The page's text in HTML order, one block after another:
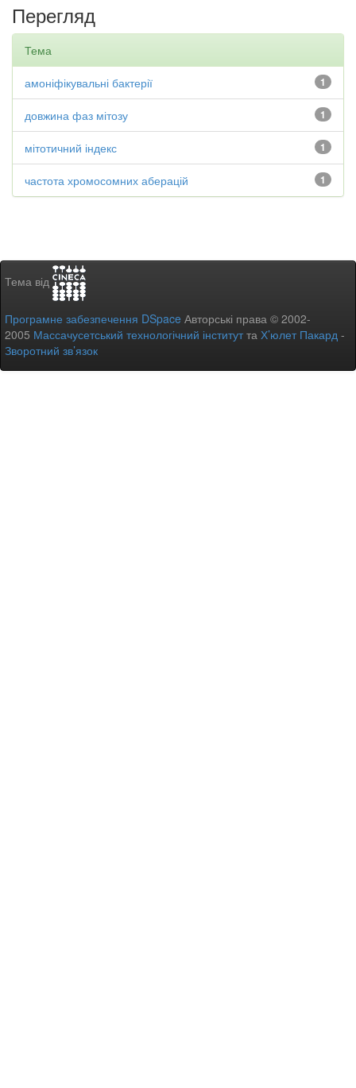
Перегляд
Тема
1
амоніфікувальні бактерії
1
довжина фаз мітозу
1
мітотичний індекс
1
частота хромосомних аберацій
Тема від
Програмне забезпечення DSpace Авторські права © 2002-
2005 Массачусетський технологічний інститутта Х’юлет Пакард -
Зворотний зв’язок